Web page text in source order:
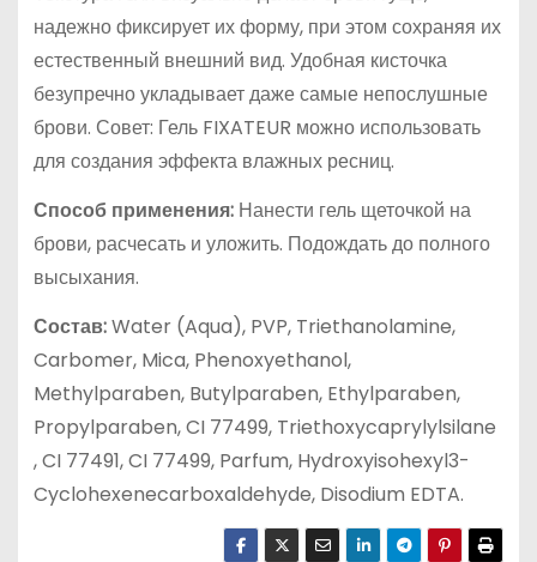
надежно фиксирует их форму, при этом сохраняя их
естественный внешний вид. Удобная кисточка
безупречно укладывает даже самые непослушные
брови. Совет: Гель FIXATEUR можно использовать
для создания эффекта влажных ресниц.
Способ применения:Нанести гель щеточкой на
брови, расчесать и уложить. Подождать до полного
высыхания.
Состав:Water (Aqua), PVP, Triethanolamine,
Carbomer, Mica, Phenoxyethanol,
Methylparaben, Butylparaben, Ethylparaben,
Propylparaben, CI 77499, Triethoxycaprylylsilane
, CI 77491, CI 77499, Parfum, Hydroxyisohexyl3-
Cyclohexenecarboxaldehyde, Disodium EDTA.